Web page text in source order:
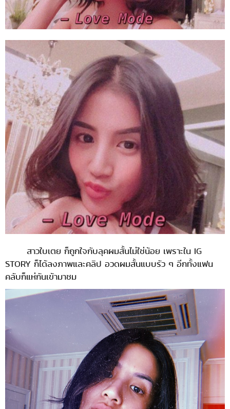
สาวใบเตย ก็ถูกใจกับลุคผมสั้นไม่ใช่น้อย เพราะใน IG
STORY ก็ได้ลงภาพและคลิป อวดผมสั้นแบบรัว ๆ อีกทั้งแฟน
คลับก็แห่กันเข้ามาชม